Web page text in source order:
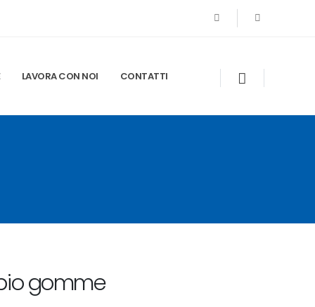
LAVORA CON NOI CONTATTI
gomme